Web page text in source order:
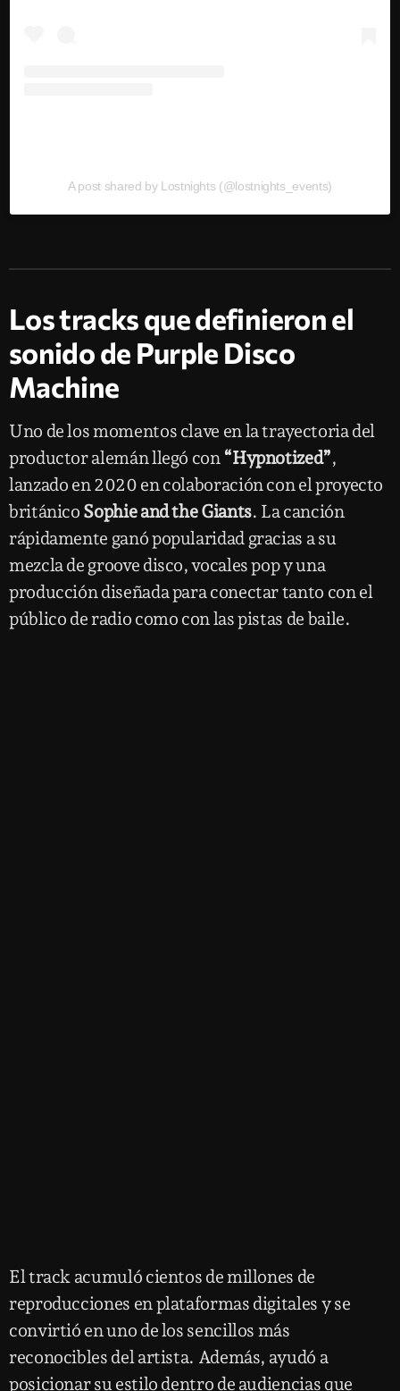
A post shared by Lostnights (@lostnights_events)
Los tracks que definieron el
sonido de Purple Disco
Machine
Uno de los momentos clave en la trayectoria del
productor alemán llegó con “Hypnotized”,
lanzado en 2020 en colaboración con el proyecto
británico Sophie and the Giants. La canción
rápidamente ganó popularidad gracias a su
mezcla de groove disco, vocales pop y una
producción diseñada para conectar tanto con el
público de radio como con las pistas de baile.
El track acumuló cientos de millones de
reproducciones en plataformas digitales y se
convirtió en uno de los sencillos más
reconocibles del artista. Además, ayudó a
posicionar su estilo dentro de audiencias que